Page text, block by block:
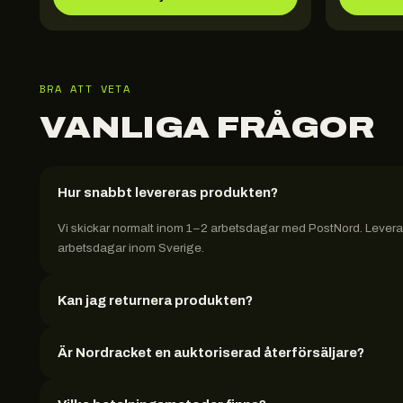
BRA ATT VETA
VANLIGA FRÅGOR
Hur snabbt levereras produkten?
Vi skickar normalt inom 1–2 arbetsdagar med PostNord.
arbetsdagar inom Sverige.
Kan jag returnera produkten?
Är Nordracket en auktoriserad återförsäljare?